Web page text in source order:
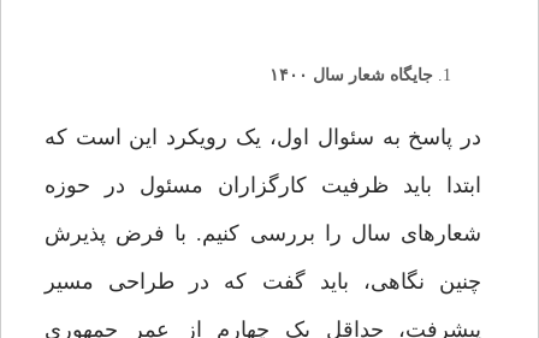
جایگاه شعار سال ۱۴۰۰
در پاسخ به سئوال اول، یک رویکرد این است که
ابتدا باید ظرفیت کارگزاران مسئول در حوزه
شعارهای سال را بررسی کنیم. با فرض پذیرش
چنین نگاهی، باید گفت که در طراحی مسیر
پیشرفت، حداقل یک چهارم از عمر جمهوری